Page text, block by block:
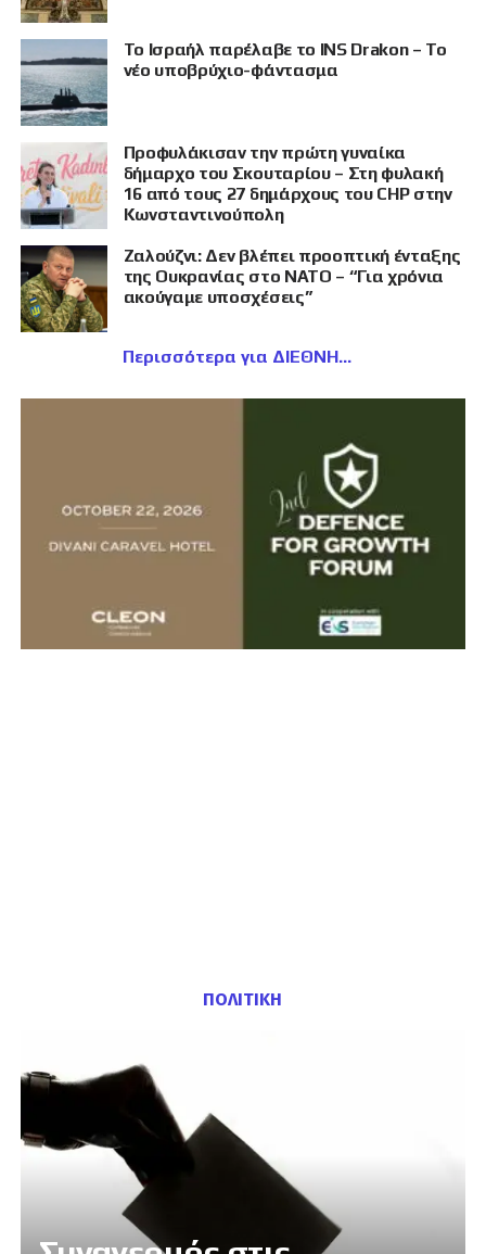
Το Ισραήλ παρέλαβε το INS Drakon – Το
νέο υποβρύχιο-φάντασμα
Προφυλάκισαν την πρώτη γυναίκα
δήμαρχο του Σκουταρίου – Στη φυλακή
16 από τους 27 δημάρχους του CHP στην
Κωνσταντινούπολη
Ζαλούζνι: Δεν βλέπει προοπτική ένταξης
της Ουκρανίας στο ΝΑΤΟ – “Για χρόνια
ακούγαμε υποσχέσεις”
Περισσότερα για ΔΙΕΘΝΗ
ΠΟΛΙΤΙΚΗ